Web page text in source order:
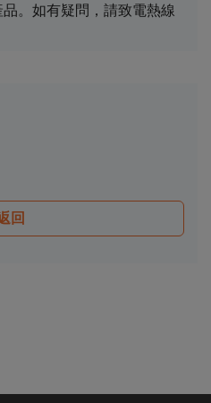
資產的現貨價/現貨水平
水平時，牛熊證將自動
）。
確保其本人明白結構性產
適用，亦應徵詢其本人的
其他專業顧問，確保任何
購或購買結構性產品而產
後果，Citigroup概不承擔
進行本身的坐盤買賣，可
。如有疑問，請致電熱線
回